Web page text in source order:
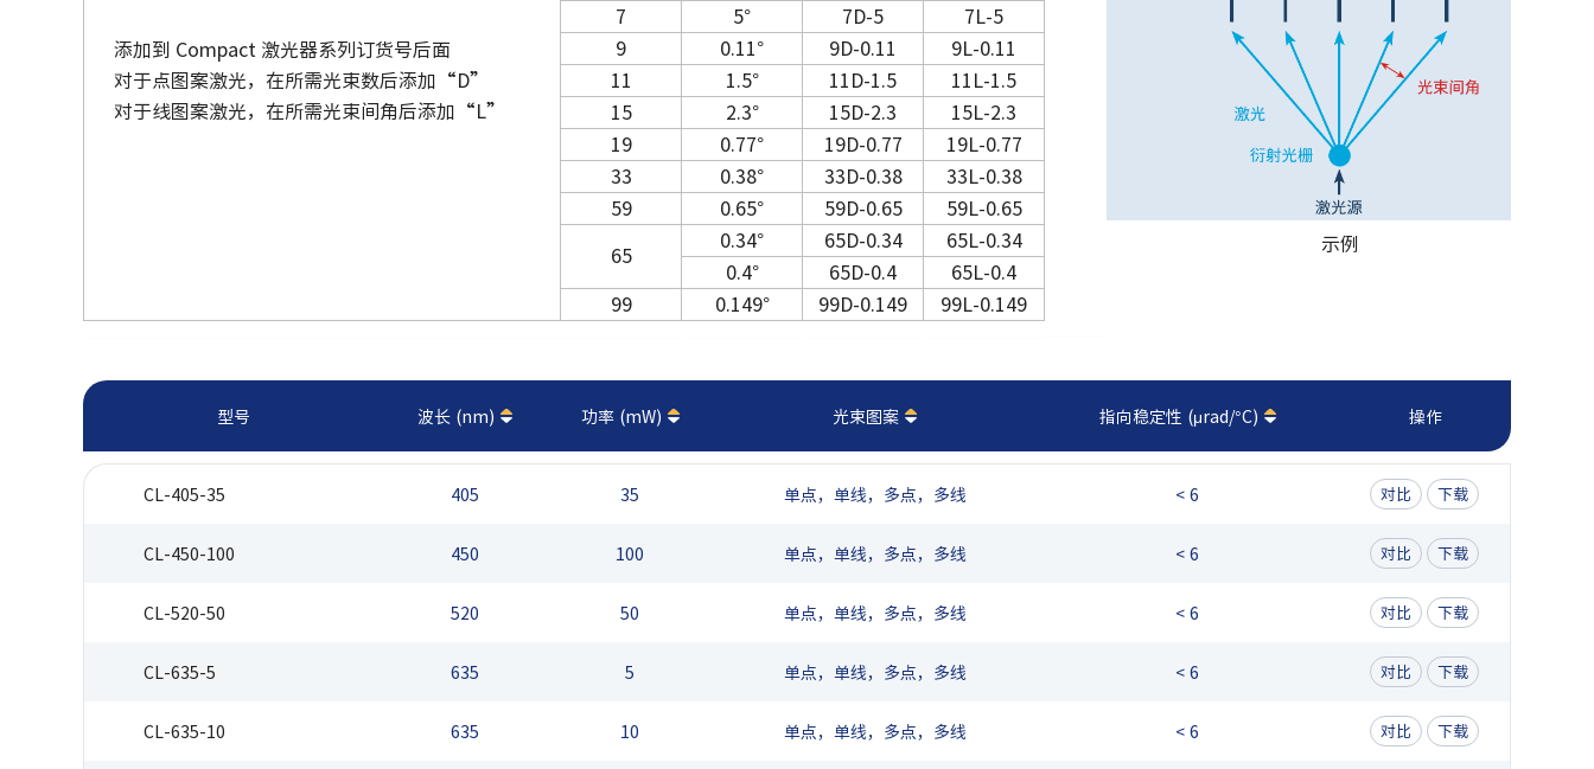
示例
添加到 Compact 激光器系列订货号后面
对于点图案激光，在所需光束数后添加“D”
对于线图案激光，在所需光束间角后添加“L”
7
5° 7D-5
7L-5
9
0.11° 9D-0.11
9L-0.11
11
1.5° 11D-1.5
11L-1.5
15
2.3° 15D-2.3
15L-2.3
19
0.77° 19D-0.77
19L-0.77
33
0.38° 33D-0.38
33L-0.38
59
0.65° 59D-0.65
59L-0.65
65
0.34° 65D-0.34
65L-0.34
0.4°
65D-0.4
65L-0.4
99
0.149° 99D-0.149 99L-0.149
型号 波长 (nm) 功率 (mW) 光束图案 指向稳定性 (μrad/°C) 操作
CL-405-35 405 35 单点，单线，多点，多线 < 6 对比 下载
CL-450-100 450 100 单点，单线，多点，多线 < 6 对比 下载
CL-520-50 520 50 单点，单线，多点，多线 < 6 对比 下载
CL-635-5 635 5 单点，单线，多点，多线 < 6 对比 下载
CL-635-10 635 10 单点，单线，多点，多线 < 6 对比 下载